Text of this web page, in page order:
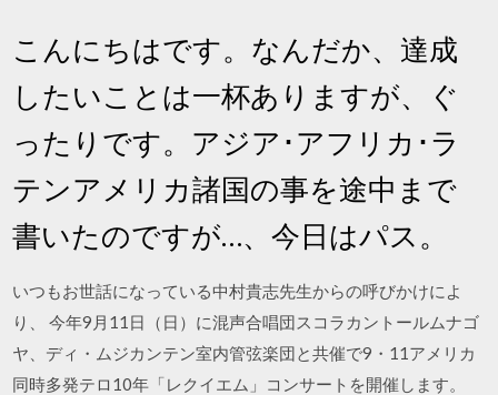
こんにちはです。なんだか、達成
したいことは一杯ありますが、ぐ
ったりです。アジア･アフリカ･ラ
テンアメリカ諸国の事を途中まで
書いたのですが…、今日はパス。
いつもお世話になっている中村貴志先生からの呼びかけによ
り、 今年9月11日（日）に混声合唱団スコラカントールムナゴ
ヤ、ディ・ムジカンテン室内管弦楽団と共催で9・11アメリカ
同時多発テロ10年「レクイエム」コンサートを開催します。